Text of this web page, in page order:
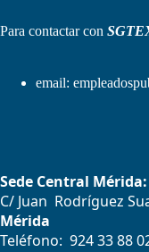
Para contactar con
email:
Sede Central Mérida:
C/ Juan Rodríguez
Mérida
Teléfono: 924 33 88